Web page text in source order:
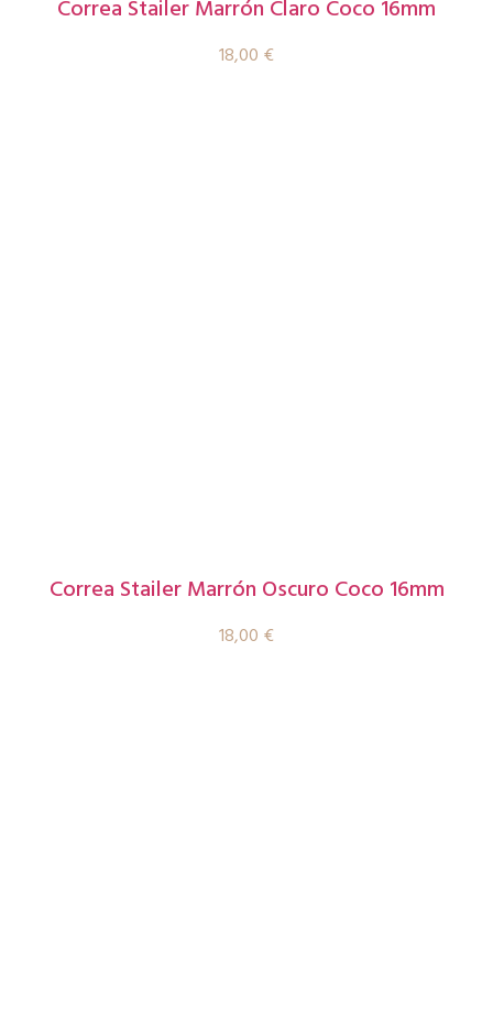
Correa Stailer Marrón Claro Coco 16mm
18,00 €
Correa Stailer Marrón Oscuro Coco 16mm
18,00 €